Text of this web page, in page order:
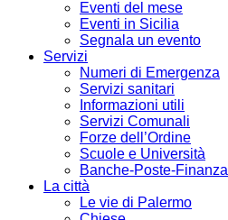
Eventi del mese
Eventi in Sicilia
Segnala un evento
Servizi
Numeri di Emergenza
Servizi sanitari
Informazioni utili
Servizi Comunali
Forze dell’Ordine
Scuole e Università
Banche-Poste-Finanza
La città
Le vie di Palermo